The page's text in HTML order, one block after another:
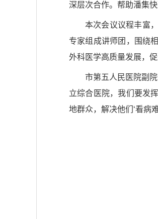
深层次合作。帮助潘集
本次会议议程丰富
专家组成讲师团，围绕
外科医学高质量发展，
市第五人民医院副
立综合医院，我们要发
地群众，解决他们‘看病